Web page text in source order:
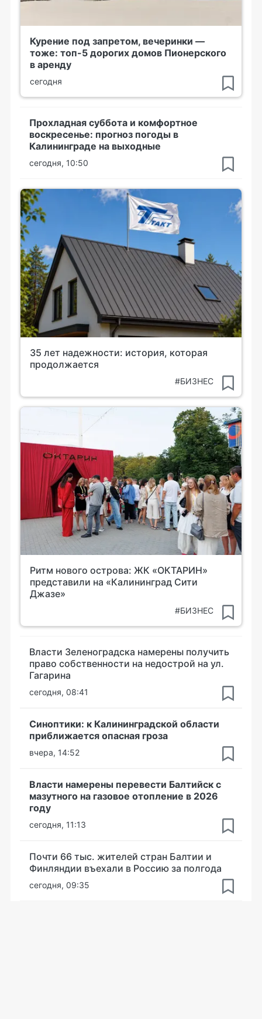
Курение под запретом, вечеринки —
тоже: топ-5 дорогих домов Пионерского
в аренду
сегодня
Прохладная суббота и комфортное
воскресенье: прогноз погоды в
Калининграде на выходные
сегодня, 10:50
35 лет надежности: история, которая
продолжается
#БИЗНЕС
Ритм нового острова: ЖК «ОКТАРИН»
представили на «Калининград Сити
Джазе»
#БИЗНЕС
Власти Зеленоградска намерены получить
право собственности на недострой на ул.
Гагарина
сегодня, 08:41
Синоптики: к Калининградской области
приближается опасная гроза
вчера, 14:52
Власти намерены перевести Балтийск с
мазутного на газовое отопление в 2026
году
сегодня, 11:13
Почти 66 тыс. жителей стран Балтии и
Финляндии въехали в Россию за полгода
сегодня, 09:35